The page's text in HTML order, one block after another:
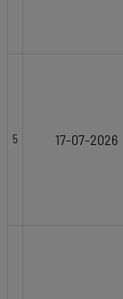
5 17-07-2026